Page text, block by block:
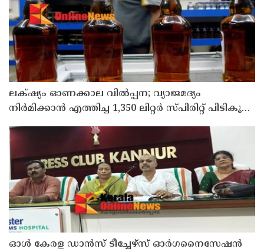
ലക്‌ഷ്യം ഓണക്കാല വിൽപ്പന; വ്യാജമദ്യം
നിർമിക്കാൻ എത്തിച്ച 1,350 ലിറ്റർ സ്പിരിറ്റ് പിടികൂടി;
ഓൾ കേരള ഡാൻസ് ടീച്ചേഴ്സ് ഓർഗനൈസേഷൻ